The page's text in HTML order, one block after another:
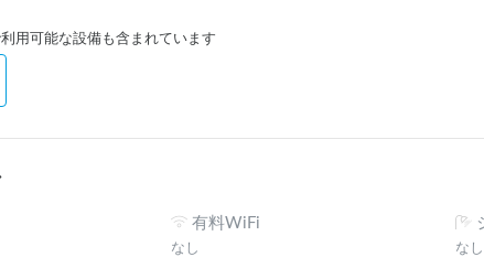
用可能な設備も含まれています
有料WiFi
なし なし